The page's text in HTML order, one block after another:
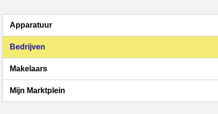
Apparatuur
Bedrijven
Makelaars
Mijn Marktplein